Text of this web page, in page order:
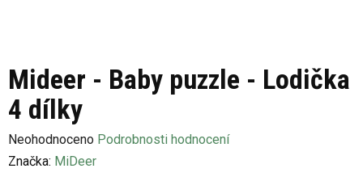
Mideer - Baby puzzle - Lodička
4 dílky
Průměrné
hodnocení
Neohodnoceno Podrobnosti hodnocení
Značka: MiDeer